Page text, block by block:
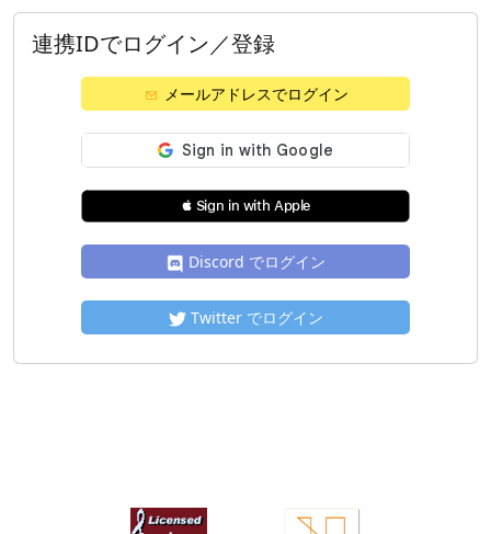
連携IDでログイン／登録
メールアドレスでログイン
 Sign in with Apple
Discord でログイン
Twitter でログイン